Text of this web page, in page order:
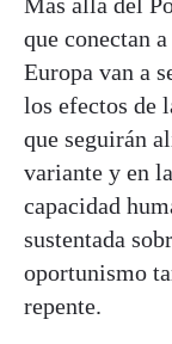
que conectan
Europa van a
los efectos de
que seguirán
variante y en
capacidad
sustentada
oportunismo
repente.